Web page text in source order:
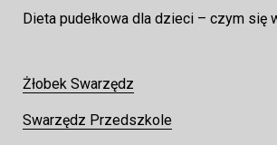
Dieta pudełkowa dla dzieci – czym się
Żłobek Swarzędz
Swarzędz Przedszkole